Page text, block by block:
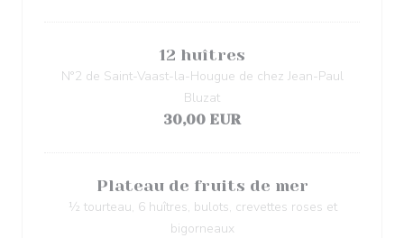
12 huîtres
N°2 de Saint-Vaast-la-Hougue de chez Jean-Paul
Bluzat
30,00 EUR
Plateau de fruits de mer
½ tourteau, 6 huîtres, bulots, crevettes roses et
bigorneaux